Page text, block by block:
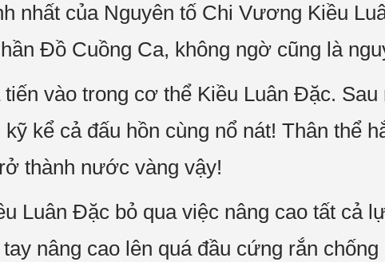
nhất của Nguyên tố Chi Vương Kiều
Đồ Cuồng Ca, không ngờ cũng là
vào trong cơ thể Kiều Luân Đặc. Sau
kể cả đấu hồn cùng nổ nát! Thân thể
thành nước vàng vậy!
Luân Đặc bỏ qua việc nâng cao tất cả
nâng cao lên quá đầu cứng rắn